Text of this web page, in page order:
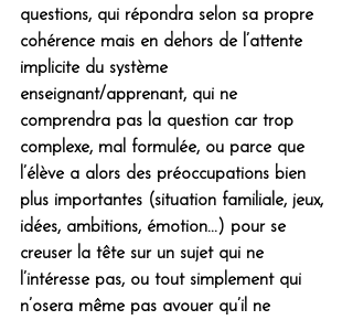
questions, qui répondra selon sa propre
cohérence mais en dehors de l’attente
implicite du système
enseignant/apprenant, qui ne
comprendra pas la question car trop
complexe, mal formulée, ou parce que
l’élève a alors des préoccupations bien
plus importantes (situation familiale, jeux,
idées, ambitions, émotion...) pour se
creuser la tête sur un sujet qui ne
l’intéresse pas, ou tout simplement qui
n’osera même pas avouer qu’il ne